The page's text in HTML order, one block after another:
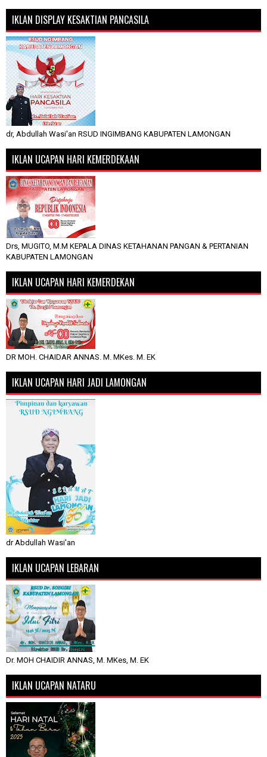
IKLAN DISPLAY KESAKTIAN PANCASILA
dr, Abdullah Wasi'an RSUD INGIMBANG KABUPATEN LAMONGAN
IKLAN UCAPAN HARI KEMERDEKAAN
Drs, MUGITO, M.M KEPALA DINAS KETAHANAN PANGAN & PERTANIAN
KABUPATEN LAMONGAN
IKLAN UCAPAN HARI KEMERDEKAN
DR MOH. CHAIDAR ANNAS. M. MKes. M. EK
IKLAN UCAPAN HARI JADI LAMONGAN
dr Abdullah Wasi'an
IKLAN UCAPAN LEBARAN
Dr. MOH CHAIDIR ANNAS, M. MKes, M. EK
IKLAN UCAPAN NATARU